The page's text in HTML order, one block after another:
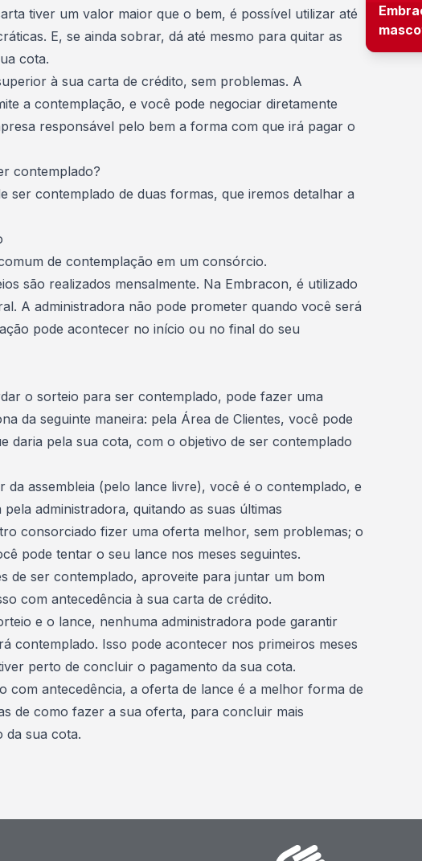
tiver um valor maior que o bem, é possível utilizar até
E, se ainda sobrar, dá até mesmo para quitar as
cota.
à sua carta de crédito, sem problemas. A
a contemplação, e você pode negociar diretamente
responsável pelo bem a forma com que irá pagar o
contemplado?
ser contemplado de duas formas, que iremos detalhar a
de contemplação em um consórcio.
são realizados mensalmente. Na Embracon, é utilizado
A administradora não pode prometer quando você será
pode acontecer no início ou no final do seu
o sorteio para ser contemplado, pode fazer uma
da seguinte maneira: pela Área de Clientes, você pode
daria pela sua cota, com o objetivo de ser contemplado
da assembleia (pelo lance livre), você é o contemplado, e
administradora, quitando as suas últimas
consorciado fizer uma oferta melhor, sem problemas; o
pode tentar o seu lance nos meses seguintes.
de ser contemplado, aproveite para juntar um bom
com antecedência à sua carta de crédito.
e o lance, nenhuma administradora pode garantir
contemplado. Isso pode acontecer nos primeiros meses
perto de concluir o pagamento da sua cota.
com antecedência, a oferta de lance é a melhor forma de
de como fazer a sua oferta, para concluir mais
da sua cota.